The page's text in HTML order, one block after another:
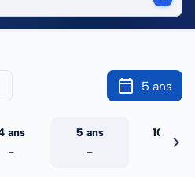
5 ans
ans
-
5 ans
-
10 ans